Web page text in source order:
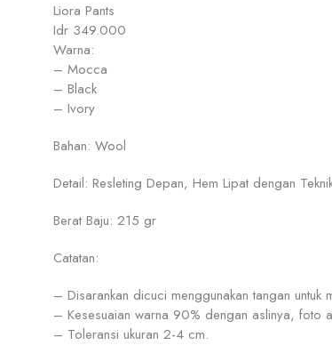
Liora Pants
Idr 349.000
Warna:
– Mocca
– Black
– Ivory
Bahan: Wool
Detail: Resleting Depan, Hem Lipat dengan
Berat Baju: 215 gr
Catatan:
– Disarankan dicuci menggunakan tangan
– Kesesuaian warna 90% dengan aslinya, foto
– Toleransi ukuran 2-4 cm.